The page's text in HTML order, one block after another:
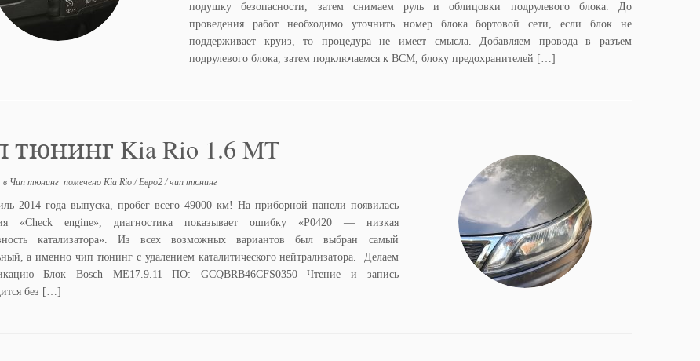
подушку безопасности, затем снимаем руль и облицовки подрулевого блока. До
проведения работ необходимо уточнить номер блока бортовой сети, если блок не
поддерживает круиз, то процедура не имеет смысла. Добавляем провода в разъем
подрулевого блока, затем подключаемся к BCM, блоку предохранителей […]
тюнинг Kia Rio 1.6 MT
Чип тюнинг помечено Kia Rio/Евро2/чип тюнинг
2014 года выпуска, пробег всего 49000 км! На приборной панели появилась
«Check engine», диагностика показывает ошибку «P0420 — низкая
катализатора». Из всех возможных вариантов был выбран самый
а именно чип тюнинг с удалением каталитического нейтрализатора. Делаем
Блок Bosch ME17.9.11 ПО: GCQBRB46CFS0350 Чтение и запись
без […]